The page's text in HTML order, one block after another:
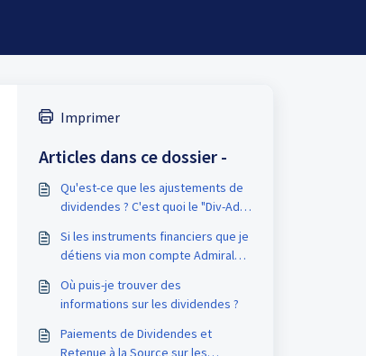
Imprimer
Articles dans ce dossier -
Qu'est-ce que les ajustements de
dividendes ? С'est quoi le "Div-Adj"
compte ?
Si les instruments financiers que je
détiens via mon compte Admirals
dividendes seront-ils imposés ?
Où puis-je trouver des
informations sur les dividendes ?
Paiements de Dividendes et
Retenue à la Source sur les